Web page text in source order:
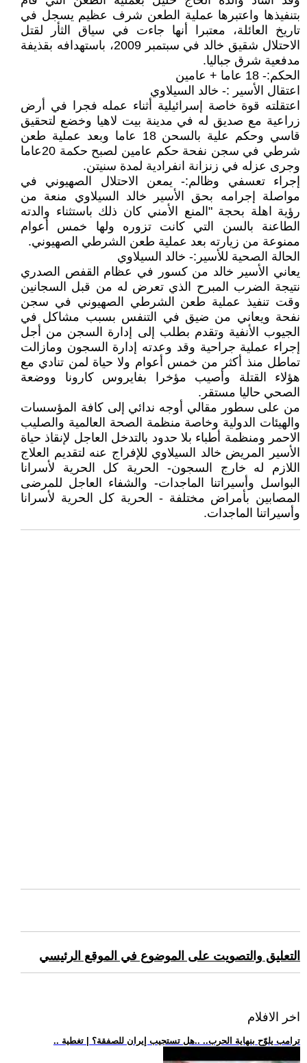
بتنفيذها واعتبرها عملية الطعن شرف عظيم يسجل في
تاريخ العائلة، معتبرا أنها جاءت في سياق الثأر لقتل
الاحتلال شقيق خالد في سبتمبر 2009، باستهدافه بقذيفة
مدفعية شرق جباليا.
الحكم:- 18 عاما + عامين
اعتقال الأسير :- خالد السيلاوي
اعتقلته قوة خاصة إسرائيلية أثناء عمله فجرا في أرض
زراعية مع صديق له في مدينة بيت لاهيا وخضع لتحقيق
قاسي وحكم علية بالسحن 18 عاما وبعد عملية طعن
شرطي في سجن نفحة حكم عامين لصبح حكمة 20عاما
وجرى عزله في زنزانة انفرادية لمدة سنيتن.
إجراء تعسفي وظالم:- يمعن الاحتلال الصهيوني في
مواصلة إجرامه بحق الأسير خالد السيلاوي منعة من
رؤية اهلة بحجة "المنع الأمني كان ذلك باستثناء والدته
الطاعنة بالسن التي كانت تزوره ولها خمس أعوام
ممنوعة من زيارته بعد عملية طعن الشرطي الصهيوني.
الحالة الصحية للأسير:- خالد السيلاوي
يعاني الأسير خالد من كسور في عظام القفص الصدري
نتيجة الضرب المبرح الذي تعرض له من قبل السجانين
وقت تنفيذ عملية طعن الشرطي الصهيوني في سجن
نفحة ويعاني من ضيق في التنفس بسبب مشاكل في
الجيوب الأنفية وتقدم بطلب إلى إدارة السجن من أجل
إجراء عملية جراحية وقد وعدته إدارة السجون ومازالت
تماطل منذ أكثر من خمس أعوام ولا حياة لمن تنادي مع
هؤلاء القتلة وأصيب مؤخرا بفايروس كارونا ووضعة
الصحي حاليا مستقر.
من على سطور مقالي أوجه ندائي إلى كافة المؤسسات
والهيئات الدولية وخاصة منظمة الصحة العالمية والصليب
الاحمر ومنظمة أطباء بلا حدود بالتدخل العاجل لإنقاذ حياة
الأسير المريض خالد السيلاوي للإفراج عنه لتقديم العلاج
اللازم له خارج السجون- الحرية كل الحرية لأسرانا
البواسل وأسيراتنا الماجدات- والشفاء العاجل للمرضى
المصابين بأمراض مختلفة - الحرية كل الحرية لأسرانا
وأسيراتنا الماجدات.
التعليق والتصويت على الموضوع في الموقع الرئيسي
اخر الافلام
.. ترامب يلوّح بنهاية الحرب.. ..هل تستجيب إيران للصفقة؟ | تغطية